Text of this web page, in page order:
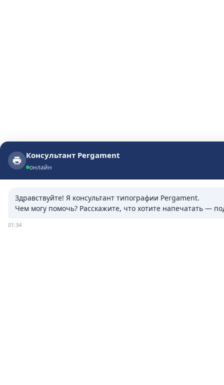
Консультант Pergament
онлайн
Здравствуйте! Я консультант типографии Pergament.
Чем могу помочь? Расскажите, что хотите напечатать —
01:34
Консультант Pergament